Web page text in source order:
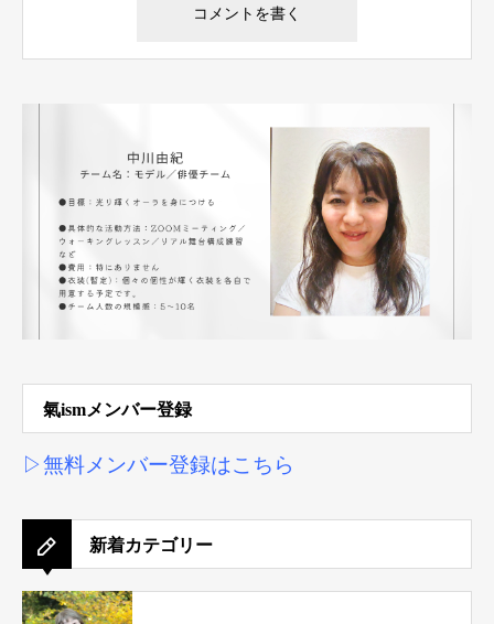
氣ismメンバー登録
▷無料メンバー登録はこちら
新着カテゴリー